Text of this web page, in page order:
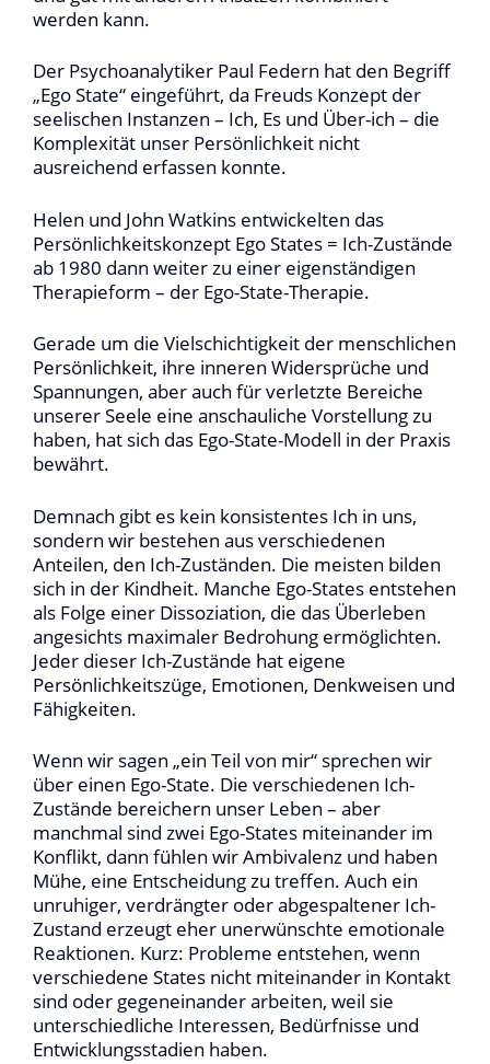
werden kann.
Der Psychoanalytiker Paul Federn hat den Begriff
„Ego State“ eingeführt, da Freuds Konzept der
seelischen Instanzen – Ich, Es und Über-ich – die
Komplexität unser Persönlichkeit nicht
ausreichend erfassen konnte.
Helen und John Watkins entwickelten das
Persönlichkeitskonzept Ego States = Ich-Zustände
ab 1980 dann weiter zu einer eigenständigen
Therapieform – der Ego-State-Therapie.
Gerade um die Vielschichtigkeit der menschlichen
Persönlichkeit, ihre inneren Widersprüche und
Spannungen, aber auch für verletzte Bereiche
unserer Seele eine anschauliche Vorstellung zu
haben, hat sich das Ego-State-Modell in der Praxis
bewährt.
Demnach gibt es kein konsistentes Ich in uns,
sondern wir bestehen aus verschiedenen
Anteilen, den Ich-Zuständen. Die meisten bilden
sich in der Kindheit. Manche Ego-States entstehen
als Folge einer Dissoziation, die das Überleben
angesichts maximaler Bedrohung ermöglichten.
Jeder dieser Ich-Zustände hat eigene
Persönlichkeitszüge, Emotionen, Denkweisen und
Fähigkeiten.
Wenn wir sagen „ein Teil von mir“ sprechen wir
über einen Ego-State. Die verschiedenen Ich-
Zustände bereichern unser Leben – aber
manchmal sind zwei Ego-States miteinander im
Konflikt, dann fühlen wir Ambivalenz und haben
Mühe, eine Entscheidung zu treffen. Auch ein
unruhiger, verdrängter oder abgespaltener Ich-
Zustand erzeugt eher unerwünschte emotionale
Reaktionen. Kurz: Probleme entstehen, wenn
verschiedene States nicht miteinander in Kontakt
sind oder gegeneinander arbeiten, weil sie
unterschiedliche Interessen, Bedürfnisse und
Entwicklungsstadien haben.